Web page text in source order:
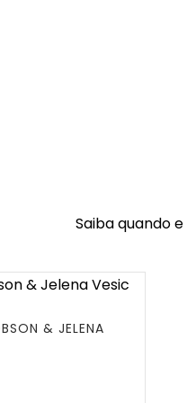
Saiba quando
& JELENA